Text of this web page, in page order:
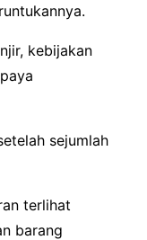
kebijakan
sejumlah
terlihat
barang